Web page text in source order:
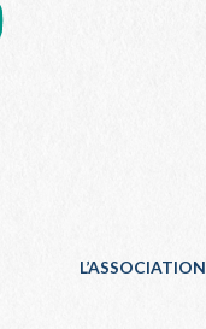
L’ASSOCIATION